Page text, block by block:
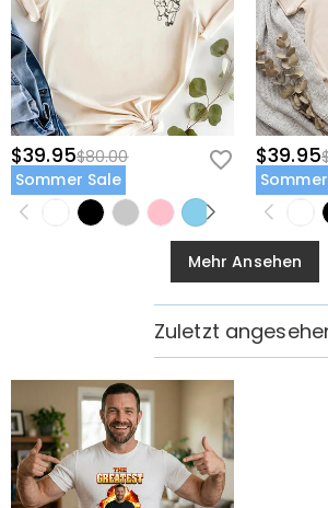
$39.95$80.00
Sommer Sale
$39.95
Mehr Ansehen
Zuletzt